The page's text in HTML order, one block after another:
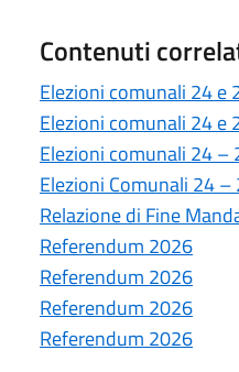
Contenuti
Elezioni comunali 24 e
Elezioni comunali 24 e
Elezioni comunali 24 –
Elezioni Comunali 24
Relazione di Fine
Referendum 2026
Referendum 2026
Referendum 2026
Referendum 2026